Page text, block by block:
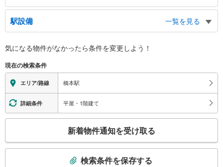
北口（ＪＲ）
橋本３～７丁目・東橋本方面、町田市小山町方面、シティプラザはしもと、杜
のホールはしもと、橋本図書館、バスのりば、タクシーのりば
南口（ＪＲ）
区役所、アートラボはしもと、アリオ橋本、相模原北警察署、サン・エールさ
がみはら、バスのりば、タクシーのりば
北口
ＪＲ橋本駅（横浜線・相模線）、東橋本方面、橋本３～７丁目方面、町田市小
山町方面、バスのりば、タクシーのりば
南口
西橋本・橋本１・２丁目方面、小山１～４丁目方面、大山町方面、バスのり
ば、タクシーのりば、アートラボはしもと、アリオ橋本、相模原北警察署、サ
ン・エールさがみはら、緑区合同庁舎
駅設備
一覧を見る
※段差なしでの移動経路
【ＪＲ東日本】：○
【京王電鉄】：○
エレベータ
【ＪＲ】
・各ホーム⇔改札
【京王電鉄】
・改札⇔北口
気になる物件がなかったら条件を変更しよう！
現在の検索条件
エリア/路線 橋本駅
詳細条件 平屋・1階建て
検
新着物件通知を受け取る
検索条件を保存する